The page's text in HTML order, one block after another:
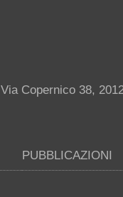
Copernico 38,
PUBBLICAZIONI